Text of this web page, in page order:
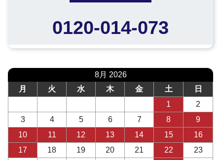
0120-014-073
8月 2026
月
火 水 木 金 土
日
1
2
3
4 5 6 7 8
9
10
11 12 13 14 15
16
17
18 19 20 21 22
23